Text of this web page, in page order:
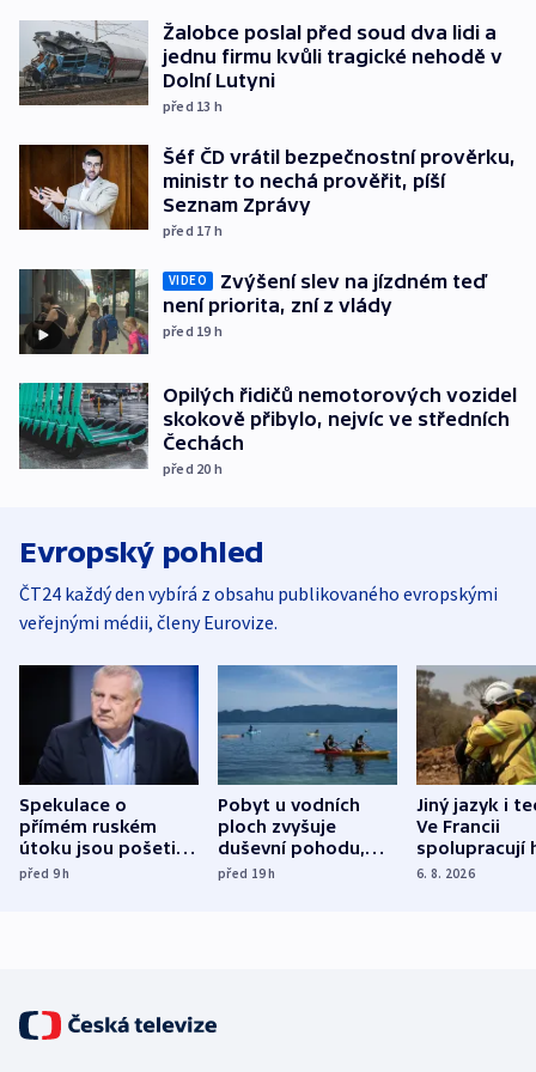
Žalobce poslal před soud dva lidi a
jednu firmu kvůli tragické nehodě v
Dolní Lutyni
před 13 h
Šéf ČD vrátil bezpečnostní prověrku,
ministr to nechá prověřit, píší
Seznam Zprávy
před 17 h
VIDEO
Zvýšení slev na jízdném teď
není priorita, zní z vlády
před 19 h
Opilých řidičů nemotorových vozidel
skokově přibylo, nejvíc ve středních
Čechách
před 20 h
Evropský pohled
ČT24 každý den vybírá z obsahu publikovaného evropskými
veřejnými médii, členy Eurovize.
Spekulace o
přímém ruském
útoku jsou pošetilé,
míní estonský
před 9h
Pobyt u vodních
ploch zvyšuje
duševní pohodu,
ukázala
před 19h
Jiný jazyk i
Ve Francii
spolupracují
různých zemí
6. 8. 2026